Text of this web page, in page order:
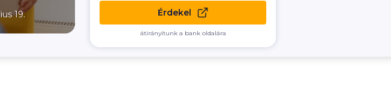
19. Érdekel
átirányítunk a bank oldalára